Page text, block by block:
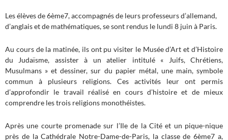
Les élèves de 6ème7, accompagnés de leurs professeurs d’allemand,
d’anglais et de mathématiques, se sont rendus le lundi 8 juin à Paris.
Au cours de la matinée, ils ont pu visiter le Musée d’Art et d’Histoire
du Judaïsme, assister à un atelier intitulé « Juifs, Chrétiens,
Musulmans » et dessiner, sur du papier métal, une main, symbole
commun à plusieurs religions. Ces activités leur ont permis
d’approfondir le travail réalisé en cours d’histoire et de mieux
comprendre les trois religions monothéistes.
Après une courte promenade sur l’Ile de la Cité et un pique-nique
près de la Cathédrale Notre-Dame-de-Paris, la classe de 6ème7 a,